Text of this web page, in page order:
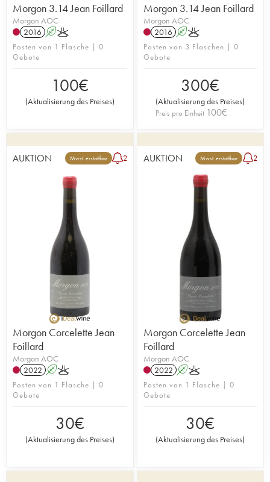
Morgon 3.14 Jean Foillard
Morgon AOC
2016 AK
Posten von 1 Flasche | 0
Gebote
100€
(Aktualisierung des Preises)
Morgon 3.14 Jean Foillard
Morgon AOC
2016 AK
Posten von 3 Flaschen | 0
Gebote
300€
(Aktualisierung des Preises)
Preis pro Einheit 100€
AUKTION Mwst. erstattbar 2
Morgon Corcelette Jean
Foillard
Morgon AOC
2022 AK
Posten von 1 Flasche | 0
Gebote
30€
(Aktualisierung des Preises)
AUKTION Mwst. erstattbar 2
Morgon Corcelette Jean
Foillard
Morgon AOC
2022 AK
Posten von 1 Flasche | 0
Gebote
30€
(Aktualisierung des Preises)